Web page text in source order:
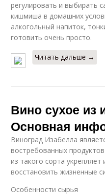
регулировать и выбирать
кишмиша в домашних
алкогольный напиток,
готовить очень просто.
Читать дальше →
Вино сухое из
Основная
Виноград Изабелла
востребованных
из такого сорта
восстановить жизненные
Особенности сырья